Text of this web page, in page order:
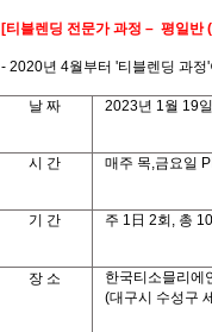
[티블렌딩 전문가 과정 – 평일반
- 2020년 4월부터 '티블렌딩 과정
날 짜 2023년 1월 19
시 간 매주 목,금요일
기 간 주 1 日 2회 , 총 10
장 소
한국티소믈리에
(대구시 수성구